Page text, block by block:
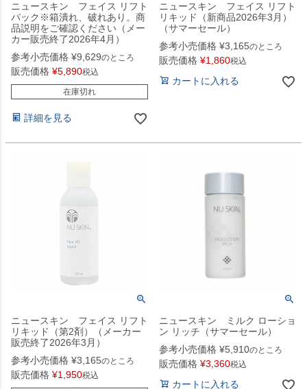
ニュースキン フェイス リフト
パック※箱潰れ、破れあり。商
品説明をご確認ください（メー
カー販売終了2026年4月）
参考小売価格 ¥9,629のところ
販売価格 ¥5,890税込
在庫切れ
詳細を見る
ニュースキン フェイス リフト
リキッド（新商品2026年3月）
（サマーセール）
参考小売価格 ¥3,165のところ
販売価格 ¥1,860税込
カートに入れる
ニュースキン フェイス リフト
リキッド（第2剤）（メーカー
販売終了2026年3月）
参考小売価格 ¥3,165のところ
販売価格 ¥1,950税込
ニュースキン ミルク ローショ
ン リッチ（サマーセール）
参考小売価格 ¥5,910のところ
販売価格 ¥3,360税込
カートに入れる